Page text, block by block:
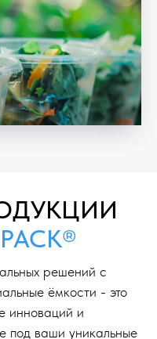
решений с
ёмкости - это
инноваций и
под ваши уникальные